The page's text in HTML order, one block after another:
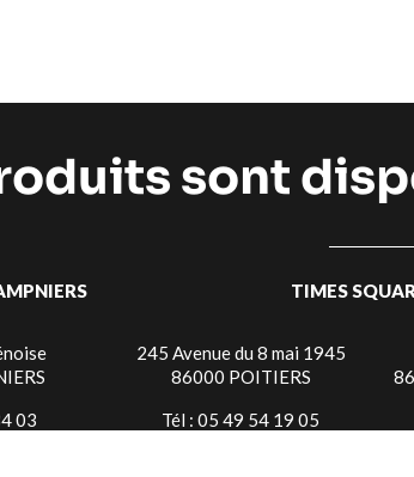
sont
03
TIMES
245 Avenue du 8 mai 1945
86000 POITIERS
Tél : 05 49 54 19 05